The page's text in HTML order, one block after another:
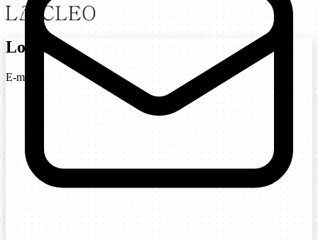
Login
E-mail